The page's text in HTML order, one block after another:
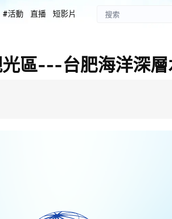
#活動 直播 短影片
區---台肥海洋深